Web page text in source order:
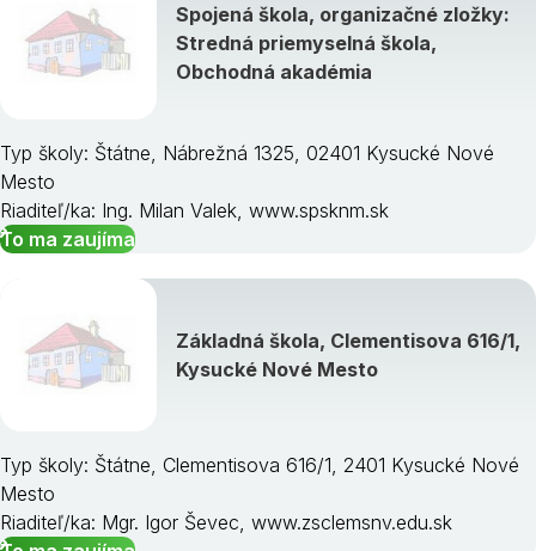
Spojená škola, organizačné zložky:
Stredná priemyselná škola,
Obchodná akadémia
Typ školy: Štátne, Nábrežná 1325, 02401 Kysucké Nové
Mesto
Riaditeľ/ka: Ing. Milan Valek, www.spsknm.sk
To ma zaujíma
Základná škola, Clementisova 616/1,
Kysucké Nové Mesto
Typ školy: Štátne, Clementisova 616/1, 2401 Kysucké Nové
Mesto
Riaditeľ/ka: Mgr. Igor Ševec, www.zsclemsnv.edu.sk